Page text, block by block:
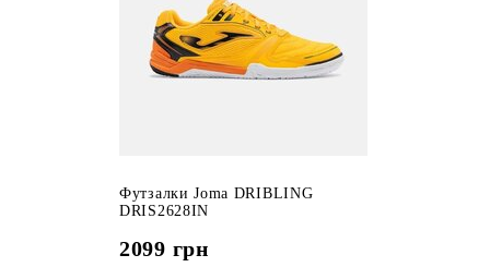
Футзалки Joma DRIBLING
DRIS2628IN
2099 грн